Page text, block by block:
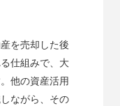
を売却した後
仕組みで、大
他の資産活用
ながら、その